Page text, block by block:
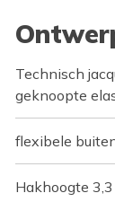
Technisch
geknoopte
flexibele
Hakhoogte